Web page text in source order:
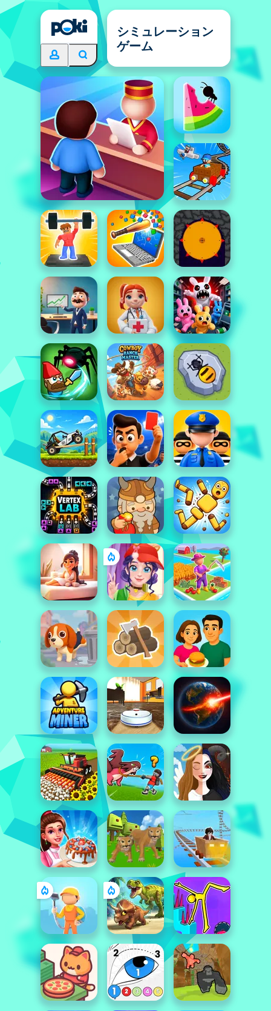
シミュレーション
ゲーム